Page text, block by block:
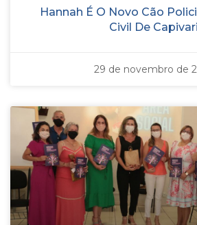
Hannah É O Novo Cão
Civil De Capivari
29 de novembro de